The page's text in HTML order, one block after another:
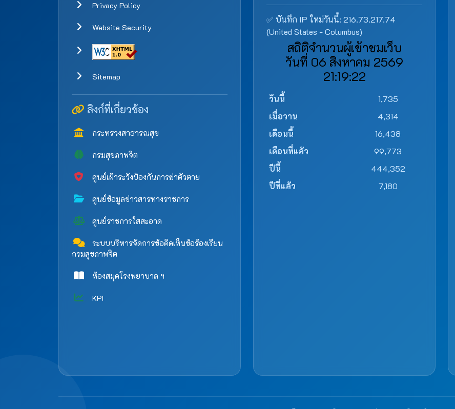
Privacy Policy
Website Security
Sitemap
ลิงก์ที่เกี่ยวข้อง
กระทรวงสาธารณสุข
กรมสุขภาพจิต
ศูนย์เฝ้าระวังป้องกันการฆ่าตัวตาย
ศูนย์ข้อมูลข่าวสารทางราชการ
ศูนย์ราชการใสสะอาด
ระบบบริหารจัดการข้อคิดเห็นข้อร้องเรียน
กรมสุขภาพจิต
ห้องสมุดโรงพยาบาล ฯ
KPI
✅ บันทึก IP ใหม่วันนี้: 216.73.217.74
(United States - Columbus)
สถิติจำนวนผู้เข้าชมเว็บ
วันที่ 06 สิงหาคม 2569
21:19:22
วันนี้
1,735
เมื่อวาน
4,314
เดือนนี้
16,438
เดือนที่แล้ว
99,773
ปีนี้
444,352
ปีที่แล้ว
7,180